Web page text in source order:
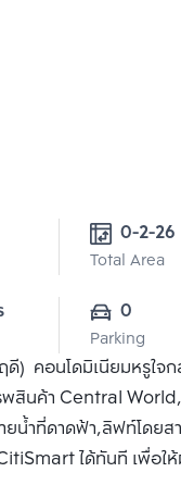
0-2-26
Total Area
0
Parking
คอนโดมิเนียมหรูใจ
สินค้า Central
น้ำที่ดาดฟ้า,ลิฟท์โดย
ได้ทันที เพื่อให้